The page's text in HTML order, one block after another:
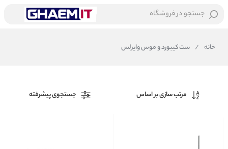
جستجو در فروشگاه
خانه / ست کیبورد و موس وایرلس
مرتب سازی بر اساس جستجوی پیشرفته